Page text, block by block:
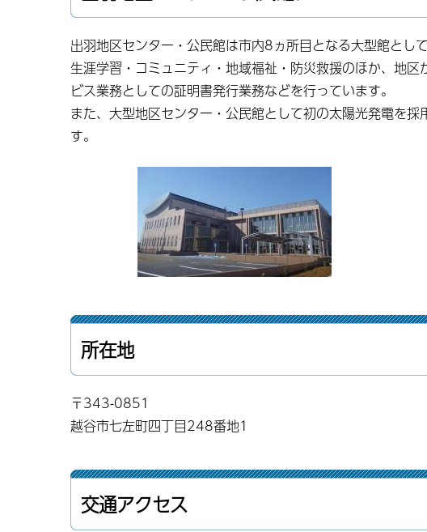
出羽地区センター・公民館は市内8ヵ所目となる大型館とし
生涯学習・コミュニティ・地域福祉・防災救援のほか、地
ビス業務としての証明書発行業務などを行っています。
また、大型地区センター・公民館として初の太陽光発電を
す。
所在地
〒343-0851
越谷市七左町四丁目248番地1
交通アクセス